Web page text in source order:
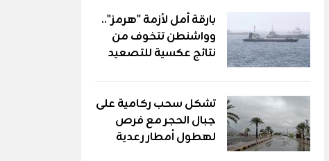
بارقة أمل لأزمة "هرمز"..
وواشنطن تتخوف من
نتائج عكسية للتصعيد
تشكل سحب ركامية على
جبال الحجر مع فرص
لهطول أمطار رعدية